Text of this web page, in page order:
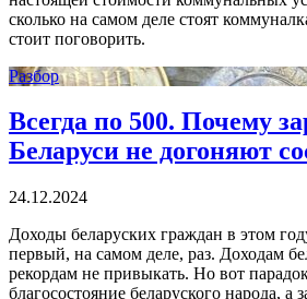
сколько на самом деле стоят
стоит поговорить.
Разбор
Всегда по 500. Почему
Беларуси не догоняют
24.12.2024
Доходы беларуских граждан в этом
первый, на самом деле, раз. Доходам
рекордам не привыкать. Но вот
благосостояние беларуского народа, а